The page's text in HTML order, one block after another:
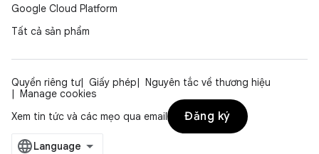
Google Cloud Platform
Tất cả sản phẩm
Quyền riêng tư Giấy phép
Nguyên tắc về thương hiệu
Manage cookies
Xem tin tức và các mẹo qua email
Đăng ký